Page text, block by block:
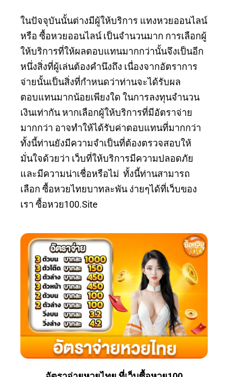
ในปัจจุบันนั้นต่างมีผู้ให้บริการ แทงหวยออนไลน์
หรือ ซื้อหวยออนไลน์ เป็นจำนวนมาก การเลือกผู้
ให้บริการที่ให้ผลตอบแทนมากกว่านั้นจึงเป็นอีก
หนึ่งสิ่งที่ผู้เล่นต้องคำนึงถึง เนื่องจากอัตราการ
จ่ายนั้นเป็นสิ่งที่กำหนดว่าท่านจะได้รับผล
ตอบแทนมากน้อยเพียงใด ในการลงทุนจำนวน
เงินเท่ากัน หากเลือกผู้ให้บริการที่มีอัตราจ่าย
มากกว่า อาจทำให้ได้รับค่าตอบแทนที่มากกว่า
ทั้งนี้ท่านยังมีความจำเป็นที่ต้องตรวจสอบให้
มั่นใจด้วยว่า เว็บที่ให้บริการมีความปลอดภัย
และมีความน่าเชื่อหรือไม่ ทั้งนี้ท่านสามารถ
เลือก ซื้อหวยไทยบาทละพัน ง่ายๆได้ที่เว็บของ
เรา ซื้อหวย100.site